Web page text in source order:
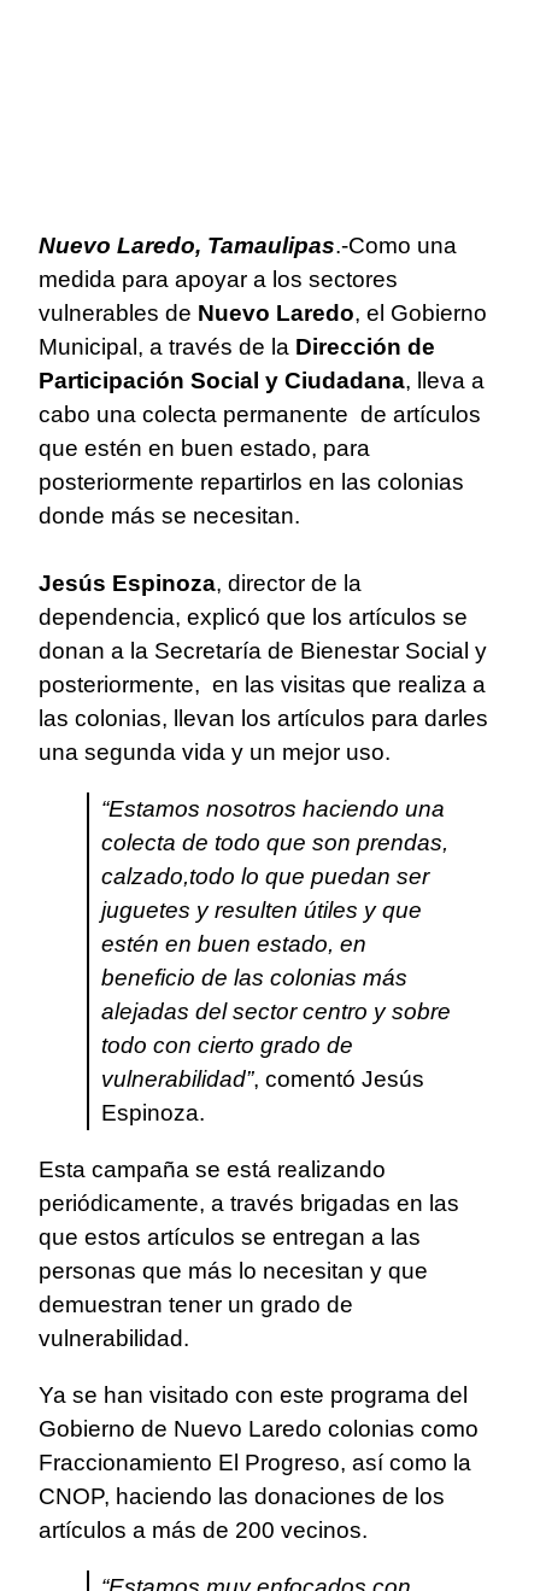
Nuevo Laredo, Tamaulipas.-Como una
medida para apoyar a los sectores
vulnerables de Nuevo Laredo, el Gobierno
Municipal, a través de la Dirección de
Participación Social y Ciudadana, lleva a
cabo una colecta permanente de artículos
que estén en buen estado, para
posteriormente repartirlos en las colonias
donde más se necesitan.
Jesús Espinoza, director de la
dependencia, explicó que los artículos se
donan a la Secretaría de Bienestar Social y
posteriormente, en las visitas que realiza a
las colonias, llevan los artículos para darles
una segunda vida y un mejor uso.
“Estamos nosotros haciendo una
colecta de todo que son prendas,
calzado,todo lo que puedan ser
juguetes y resulten útiles y que
estén en buen estado, en
beneficio de las colonias más
alejadas del sector centro y sobre
todo con cierto grado de
vulnerabilidad”, comentó Jesús
Espinoza.
Esta campaña se está realizando
periódicamente, a través brigadas en las
que estos artículos se entregan a las
personas que más lo necesitan y que
demuestran tener un grado de
vulnerabilidad.
Ya se han visitado con este programa del
Gobierno de Nuevo Laredo colonias como
Fraccionamiento El Progreso, así como la
CNOP, haciendo las donaciones de los
artículos a más de 200 vecinos.